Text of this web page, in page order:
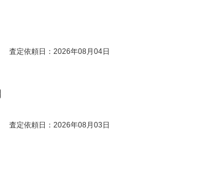
査定依頼日：2026年08月04日
査定依頼日：2026年08月03日